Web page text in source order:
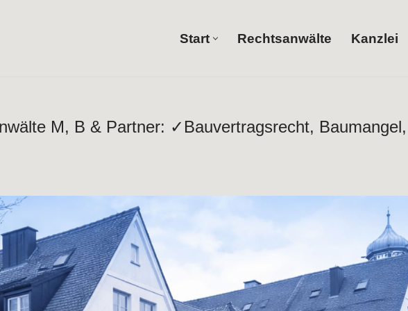
Start Rechtsanwälte Kanzlei
M, B & Partner: ✓Bauvertragsrecht,
& Partner als auch ✓Baurecht, Bauvertragsrecht, Baumangel,
auch ✓Ingenieurrecht in 87778 Stetten bei Rechtsanwälte M, B &